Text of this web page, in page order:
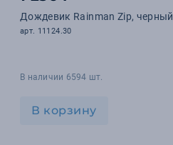
Дождевик Rainman Zip, черный
арт. 11124.30
В наличии 6594 шт.
В корзину